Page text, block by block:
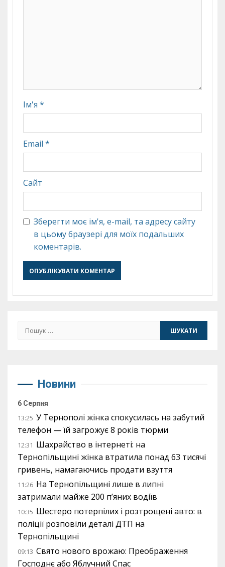
Ім'я *
Email *
Сайт
Зберегти моє ім'я, e-mail, та адресу сайту
в цьому браузері для моїх подальших
коментарів.
Пошук:
Новини
6 Серпня
13:25 У Тернополі жінка спокусилась на забутий
телефон — їй загрожує 8 років тюрми
12:31 Шахрайство в інтернеті: на
Тернопільщині жінка втратила понад 63 тисячі
гривень, намагаючись продати взуття
11:26 На Тернопільщині лише в липні
затримали майже 200 п’яних водіїв
10:35 Шестеро потерпілих і розтрощені авто: в
поліції розповіли деталі ДТП на
Тернопільщині
09:13 Свято нового врожаю: Преображення
Господнє або Яблучний Спас